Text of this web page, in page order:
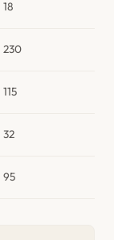
18
230
115
32
95